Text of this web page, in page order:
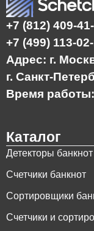
+7 (812) 409-
+7 (499) 113-
Адрес: г.
г. Санкт-
Время
Каталог
Детекторы банкнот
Счетчики банкнот
Сортировщики
Счетчики и